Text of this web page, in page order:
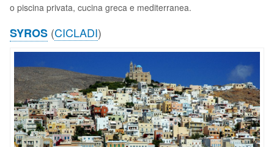
o piscina privata, cucina greca e mediterranea.
SYROS (CICLADI)